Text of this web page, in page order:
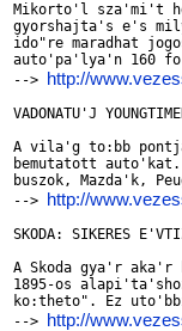
Mikorto'l sza'mi't
gyorshajta's e's
ido"re maradhat
auto'pa'lya'n 160
--> http://
VADONATU'J
A vila'g to:bb
bemutatott
buszok, Mazda'k,
--> http://
SKODA: SIKERES
A Skoda gya'r
1895-os
ko:theto". Ez
--> http://